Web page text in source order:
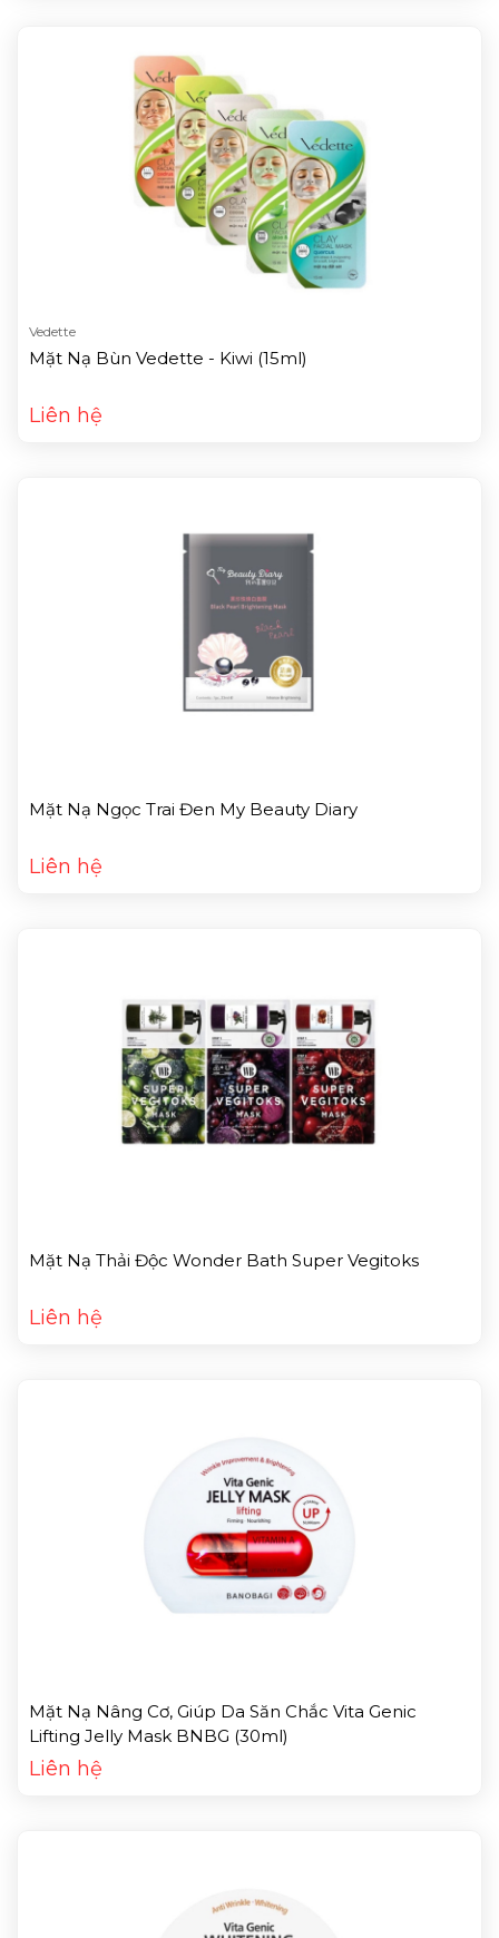
Vedette
Mặt Nạ Bùn Vedette - Kiwi (15ml)
Liên hệ
Mặt Nạ Ngọc Trai Đen My Beauty Diary
Liên hệ
Mặt Nạ Thải Độc Wonder Bath Super Vegitoks
Liên hệ
Mặt Nạ Nâng Cơ, Giúp Da Săn Chắc Vita Genic
Lifting Jelly Mask BNBG (30ml)
Liên hệ